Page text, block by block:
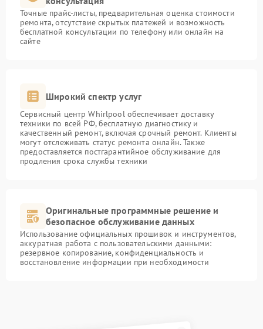
Точные прайс-листы, предварительная оценка стоимости
ремонта, отсутствие скрытых платежей и возможность
бесплатной консультации по телефону или онлайн на
сайте
Широкий спектр услуг
Сервисный центр Whirlpool обеспечивает доставку
техники по всей РФ, бесплатную диагностику и
качественный ремонт, включая срочный ремонт. Клиенты
могут отслеживать статус ремонта онлайн. Также
предоставляется постгарантийное обслуживание для
продления срока службы техники
Оригинальные программные решение и
безопасное обслуживание данных
Использование официальных прошивок и инструментов,
аккуратная работа с пользовательскими данными:
резервное копирование, конфиденциальность и
восстановление информации при необходимости